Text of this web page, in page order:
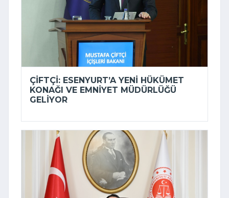
ÇIFTÇI: ESENYURT’A YENI HÜKÜMET
KONAĞI VE EMNIYET MÜDÜRLÜĞÜ
GELIYOR